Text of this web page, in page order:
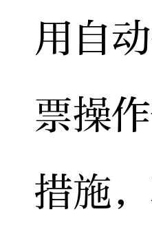
用自
票操
措施